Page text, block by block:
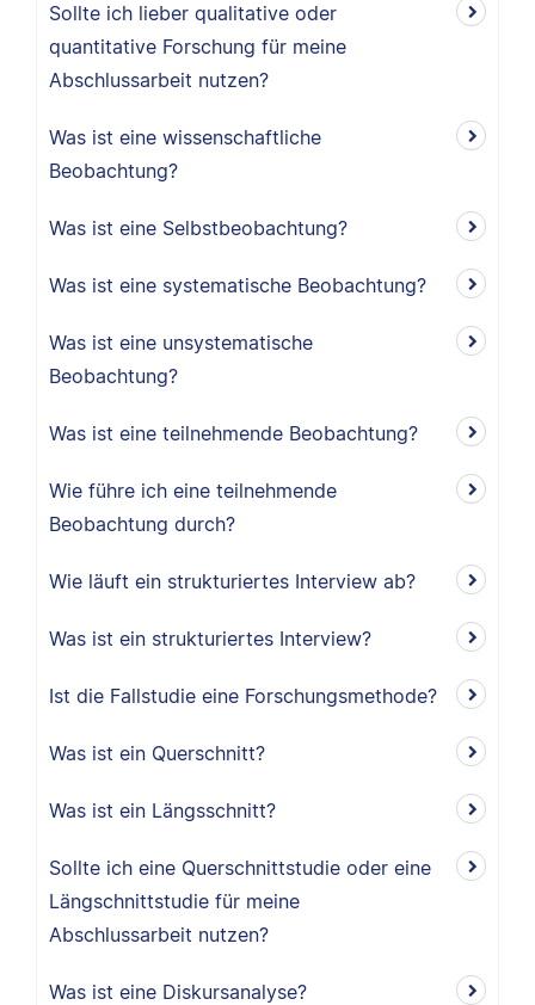
Sollte ich lieber qualitative oder
quantitative Forschung für meine
Abschlussarbeit nutzen?
Was ist eine wissenschaftliche
Beobachtung?
Was ist eine Selbstbeobachtung?
Was ist eine systematische Beobachtung?
Was ist eine unsystematische
Beobachtung?
Was ist eine teilnehmende Beobachtung?
Wie führe ich eine teilnehmende
Beobachtung durch?
Wie läuft ein strukturiertes Interview ab?
Was ist ein strukturiertes Interview?
Ist die Fallstudie eine Forschungsmethode?
Was ist ein Querschnitt?
Was ist ein Längsschnitt?
Sollte ich eine Querschnittstudie oder eine
Längschnittstudie für meine
Abschlussarbeit nutzen?
Was ist eine Diskursanalyse?